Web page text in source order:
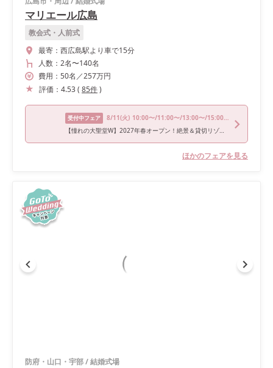
マリエール広島
教会式・人前式
最寄： 西広島駅より車で15分
人数： 2名〜140名
費用： 50名 ／257万円
評価： 4.53( 85件)
受付中フェア 8/11(火) 10:00〜/11:00〜/13:00〜/15:00〜/16:00〜
【憧れの大聖堂W】2027年春オープン！絶景＆貸切リゾート体験♪
ほかのフェアを見る
防府・山口・宇部/結婚式場